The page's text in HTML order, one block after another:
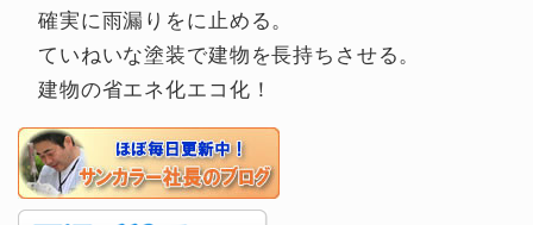
確実に雨漏りをに止める。
ていねいな塗装で建物を長持ちさせる。
建物の省エネ化エコ化！